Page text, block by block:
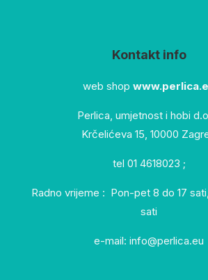
Kontakt info
web shop
Perlica, umjetnost i hobi
Krčelićeva 15, 10000
tel 01 4618023 ;
Radno vrijeme : Pon-pet 8 do 17
sati
e-mail: info@perlica.eu